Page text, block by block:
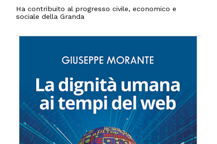
Ha contribuito al progresso civile, economico e
sociale della Granda